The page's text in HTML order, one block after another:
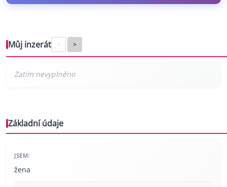
Můj inzerát < >
Základní údaje
JSEM:
žena